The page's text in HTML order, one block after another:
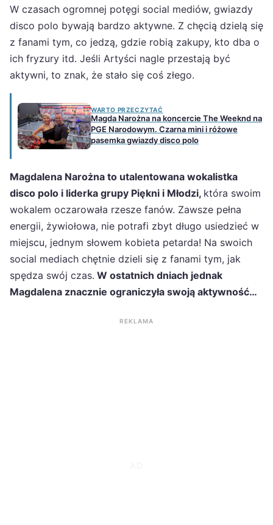
W czasach ogromnej potęgi social mediów, gwiazdy
disco polo bywają bardzo aktywne. Z chęcią dzielą się
z fanami tym, co jedzą, gdzie robią zakupy, kto dba o
ich fryzury itd. Jeśli Artyści nagle przestają być
aktywni, to znak, że stało się coś złego.
WARTO PRZECZYTAĆ
Magda Narożna na koncercie The Weeknd na
PGE Narodowym. Czarna mini i różowe
pasemka gwiazdy disco polo
Magdalena Narożna to utalentowana wokalistka
disco polo i liderka grupy Piękni i Młodzi, która swoim
wokalem oczarowała rzesze fanów. Zawsze pełna
energii, żywiołowa, nie potrafi zbyt długo usiedzieć w
miejscu, jednym słowem kobieta petarda! Na swoich
social mediach chętnie dzieli się z fanami tym, jak
spędza swój czas. W ostatnich dniach jednak
Magdalena znacznie ograniczyła swoją aktywność…
REKLAMA